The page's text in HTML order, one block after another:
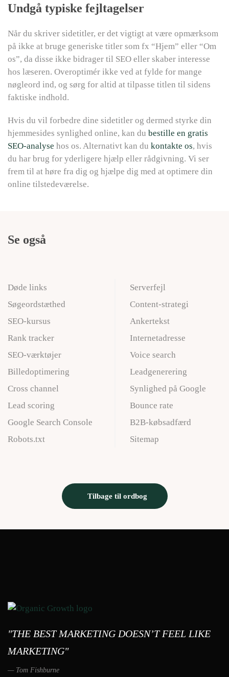
Undgå typiske fejltagelser
Når du skriver sidetitler, er det vigtigt at være opmærksom
på ikke at bruge generiske titler som fx “Hjem” eller “Om
os”, da disse ikke bidrager til SEO eller skaber interesse
hos læseren. Overoptimér ikke ved at fylde for mange
nøgleord ind, og sørg for altid at tilpasse titlen til sidens
faktiske indhold.
Hvis du vil forbedre dine sidetitler og dermed styrke din
hjemmesides synlighed online, kan du bestille en gratis
SEO-analyse hos os. Alternativt kan du kontakte os, hvis
du har brug for yderligere hjælp eller rådgivning. Vi ser
frem til at høre fra dig og hjælpe dig med at optimere din
online tilstedeværelse.
Se også
Døde links
Søgeordstæthed
SEO-kursus
Rank tracker
SEO-værktøjer
Billedoptimering
Cross channel
Lead scoring
Google Search Console
Robots.txt
Serverfejl
Content-strategi
Ankertekst
Internetadresse
Voice search
Leadgenerering
Synlighed på Google
Bounce rate
B2B-købsadfærd
Sitemap
Tilbage til ordbog
"THE BEST MARKETING DOESN’T FEEL LIKE
MARKETING"
Tom Fishburne